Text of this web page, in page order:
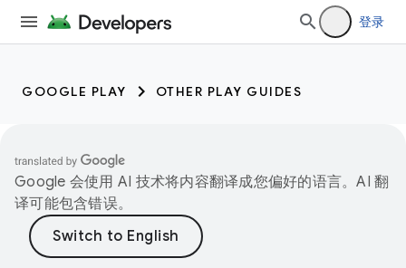
登录
GOOGLE PLAY OTHER PLAY GUIDES
Google 会使用 AI 技术将内容翻译成您偏好的语言。AI 翻
译可能包含错误。